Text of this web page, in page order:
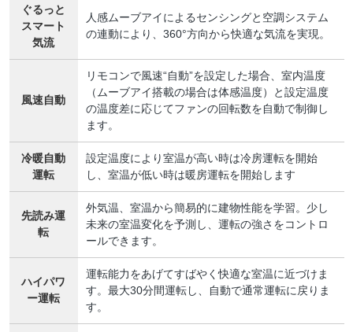
ぐるっと
スマート
気流
人感ムーブアイによるセンシングと空調システム
の連動により、360°方向から快適な気流を実現。
風速自動
リモコンで風速“自動”を設定した場合、室内温度
（ムーブアイ搭載の場合は体感温度）と設定温度
の温度差に応じてファンの回転数を自動で制御し
ます。
冷暖自動
運転
設定温度により室温が高い時は冷房運転を開始
し、室温が低い時は暖房運転を開始します
先読み運
転
外気温、室温から簡易的に建物性能を学習。少し
未来の室温変化を予測し、運転の強さをコントロ
ールできます。
ハイパワ
ー運転
運転能力をあげてすばやく快適な室温に近づけま
す。最大30分間運転し、自動で通常運転に戻りま
す。